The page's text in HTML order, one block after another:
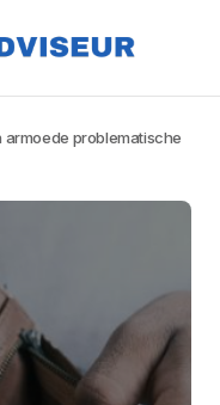
armoede problematische